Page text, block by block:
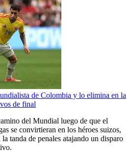
de Colombia y lo elimina en la
de final
del Mundial luego de que el
se convirtieran en los héroes suizos,
tanda de penales atajando un disparo